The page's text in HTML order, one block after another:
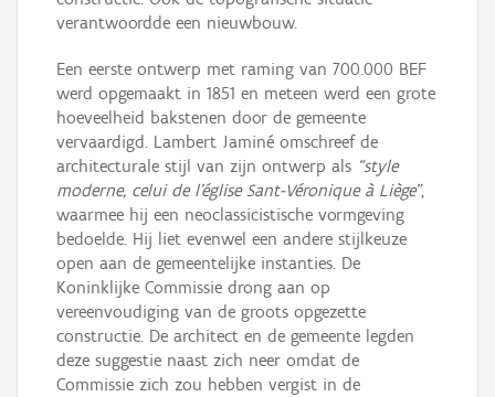
verantwoordde een nieuwbouw.
Een eerste ontwerp met raming van 700.000 BEF
werd opgemaakt in 1851 en meteen werd een grote
hoeveelheid bakstenen door de gemeente
vervaardigd. Lambert Jaminé omschreef de
architecturale stijl van zijn ontwerp als “style
moderne, celui de l’église Sant-Véronique à Liège”,
waarmee hij een neoclassicistische vormgeving
bedoelde. Hij liet evenwel een andere stijlkeuze
open aan de gemeentelijke instanties. De
Koninklijke Commissie drong aan op
vereenvoudiging van de groots opgezette
constructie. De architect en de gemeente legden
deze suggestie naast zich neer omdat de
Commissie zich zou hebben vergist in de